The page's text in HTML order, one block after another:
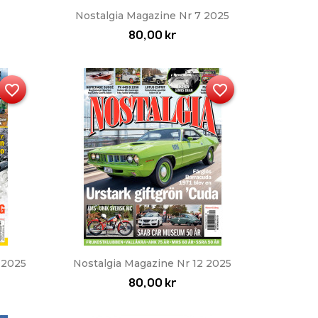
Snabbvy
Nostalgia Magazine Nr 7 2025
80,00 kr
favorite_border
Snabbvy
Nostalgia Magazine Nr 12 2025
80,00 kr
favorite_border